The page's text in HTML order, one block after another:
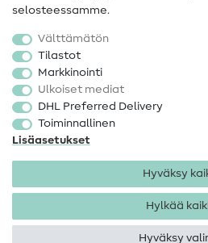
Suosittu
Kankaat
Ompelutarvikkeet
Ale
selosteessamme.
Välttämätön
Tilastot
Markkinointi
Ulkoiset mediat
DHL Preferred Delivery
Toiminnallinen
Lisäasetukset
Hyväksy
Hylkää
Hyväksy
Tietosuoja
Peruutusoikeus